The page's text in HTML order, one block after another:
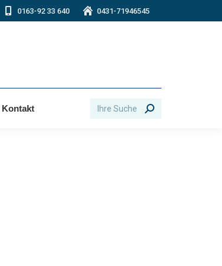
0163-92 33 640 0431-71946545
Kontakt Search: